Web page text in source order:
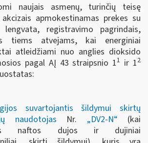
naujais asmenų, turinčių teisę
apmokestinamas prekes su
lengvata, registravimo pagrindais,
tiems atvejams, kai energiniai
atleidžiami nuo anglies dioksido
pagal AĮ 43 straipsnio 11 ir 12
suvartojantis šildymui skirtų
naudotojas Nr. „DV2-N“ (kai
naftos dujos ir dujiniai